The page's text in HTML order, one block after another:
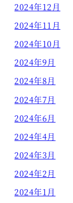
2024年12月
2024年11月
2024年10月
2024年9月
2024年8月
2024年7月
2024年6月
2024年4月
2024年3月
2024年2月
2024年1月